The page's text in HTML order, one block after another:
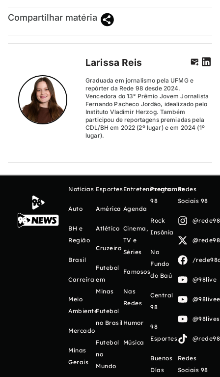
Compartilhar matéria
Larissa Reis
Graduada em jornalismo pela UFMG e
repórter da Rede 98 desde 2024.
Vencedora do 13° Prêmio Jovem Jornalista
Fernando Pacheco Jordão, idealizado pelo
Instituto Vladimir Herzog. Também
participou de reportagens premiadas pela
CDL/BH em 2022 (2º lugar) e em 2024 (1º
lugar).
Notícias
Auto
BH e
Região
Brasil
Carreira
Meio
Ambiente
Mercado
Minas
Gerais
Esportes
América
Atlético
Cruzeiro
Futebol
em
Minas
Futebol
no Brasil
Futebol
no
Mundo
Entretenimento
Agenda
Cinema,
TV e
Séries
Famosos
Nas
Redes
Humor
Música
Programas
98
Rock
Insônia
No
Fundo
do Baú
Central
98
98
Esportes
Buenos
Días
Redes
Sociais 98
/
@98live
Redes
Sociais 98